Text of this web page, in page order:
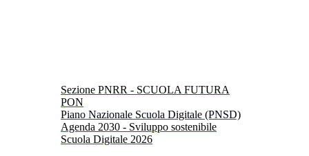
Sezione PNRR - SCUOLA FUTURA
PON
Piano Nazionale Scuola Digitale (PNSD)
Agenda 2030 - Sviluppo sostenibile
Scuola Digitale 2026